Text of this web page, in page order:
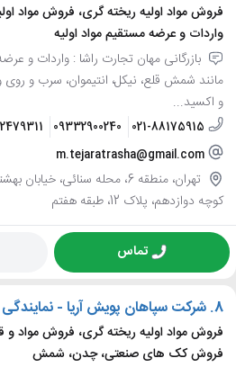
فروش مواد اولیه ریخته گری، فروش مواد
واردات و عرضه مستقیم مواد اولیه
بازرگانی مهان تجارت راشا : واردات و
مانند شمش قلع، نیکل، انتیموان، سرب و روی و
و اکسید...
021-88175915
09332900240
m.tejaratrasha@gmail.com
تهران، منطقه 6، محله سنائی،
کوچه دوازدهم، پلاک 12، طبقه هفتم
تماس
8. شرکت سپاهان پویش آریا -
فروش مواد اولیه ریخته گری، فروش مواد و
فروش کک های صنعتی، چدن، شمش